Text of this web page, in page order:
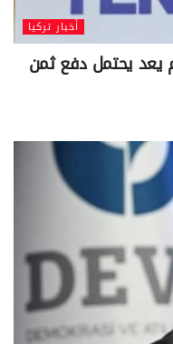
أخبار تركيا
يعد يحتمل دفع ثمن